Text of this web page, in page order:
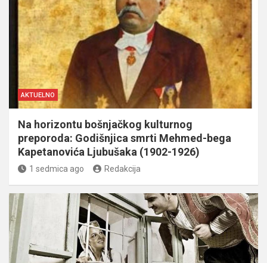
AKTUELNO
Na horizontu bošnjačkog kulturnog
preporoda: Godišnjica smrti Mehmed-bega
Kapetanovića Ljubušaka (1902-1926)
1 sedmica ago Redakcija